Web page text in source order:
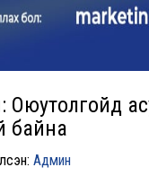
байна
Админ